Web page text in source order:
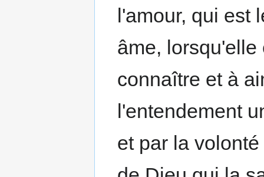
l'amour, qui est
âme,
connaître et à
l'entendement
et par la